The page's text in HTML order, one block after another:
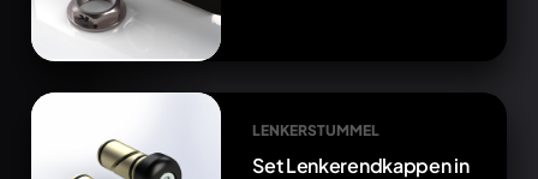
LENKERSTUMMEL
Set Lenkerendkappen in